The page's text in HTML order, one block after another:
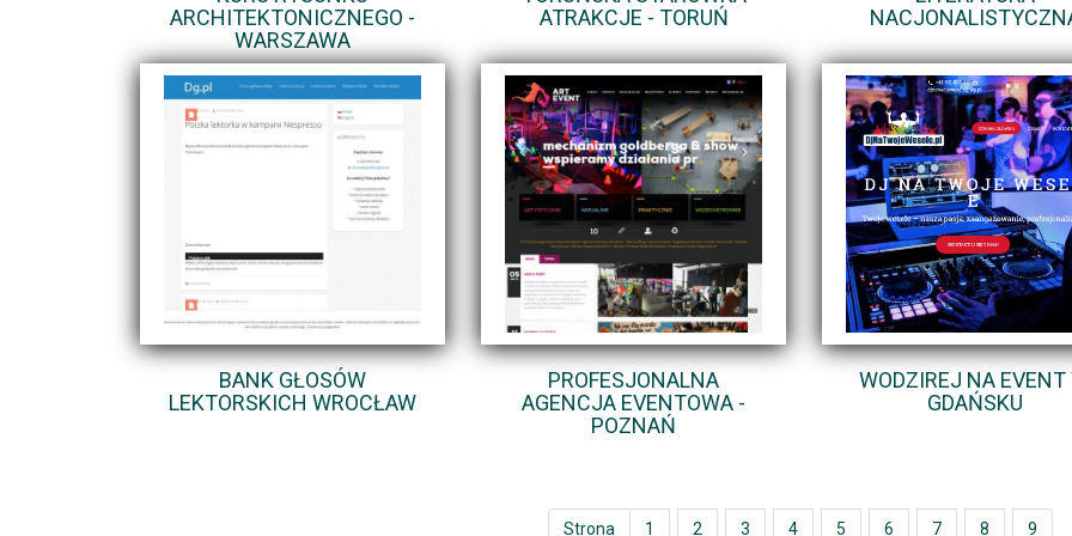
ARCHITEKTONICZNEGO -
WARSZAWA
ATRAKCJE - TORUŃ
BANK GŁOSÓW
LEKTORSKICH WROCŁAW
PROFESJONALNA
AGENCJA EVENTOWA -
POZNAŃ
WODZIREJ NA EVENT
GDAŃSKU
Strona 1 2 3 4 5 6 7 8 9